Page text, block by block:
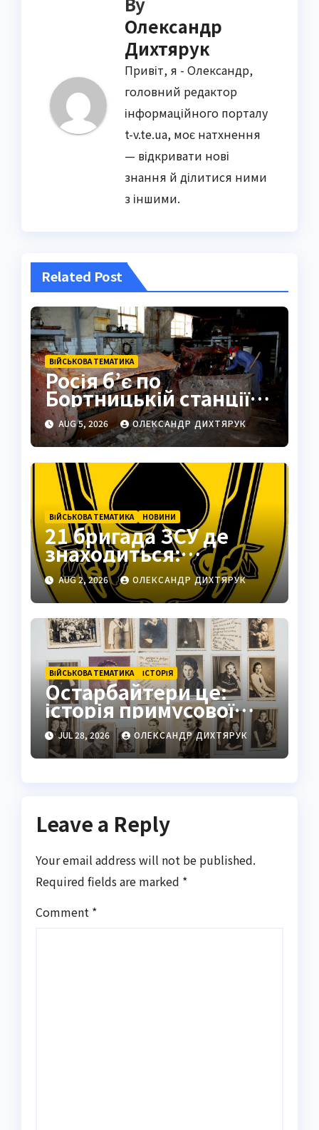
Олександр
Дихтярук
Привіт, я - Олександр,
головний редактор
інформаційного порталу
t-v.te.ua, моє натхнення
— відкривати нові
знання й ділитися ними
з іншими.
Related Post
ВІЙСЬКОВА ТЕМАТИКА
Росія б’є по
Бортницькій станції:
експерт попередив
про катастрофу
AUG 5, 2026 ОЛЕКСАНДР ДИХТЯРУК
ВІЙСЬКОВА ТЕМАТИКА НОВИНИ
21 бригада ЗСУ де
знаходиться:
Подільськ як
стратегічний центр
AUG 2, 2026 ОЛЕКСАНДР ДИХТЯРУК
ВІЙСЬКОВА ТЕМАТИКА ІСТОРІЯ
Остарбайтери це:
історія примусової
праці українців
JUL 28, 2026 ОЛЕКСАНДР ДИХТЯРУК
Leave a Reply
Your email address will not be published.
Required fields are marked *
Comment *